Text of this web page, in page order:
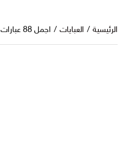
الرئيسية / العبايات / اجمل 88 عبارات عن العبايات تويتر لجذب العملاء